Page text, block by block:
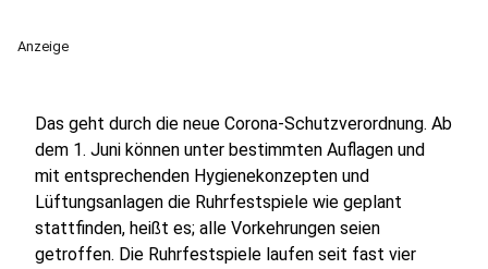
Anzeige
Das geht durch die neue Corona-Schutzverordnung. Ab
dem 1. Juni können unter bestimmten Auflagen und
mit entsprechenden Hygienekonzepten und
Lüftungsanlagen die Ruhrfestspiele wie geplant
stattfinden, heißt es; alle Vorkehrungen seien
getroffen. Die Ruhrfestspiele laufen seit fast vier